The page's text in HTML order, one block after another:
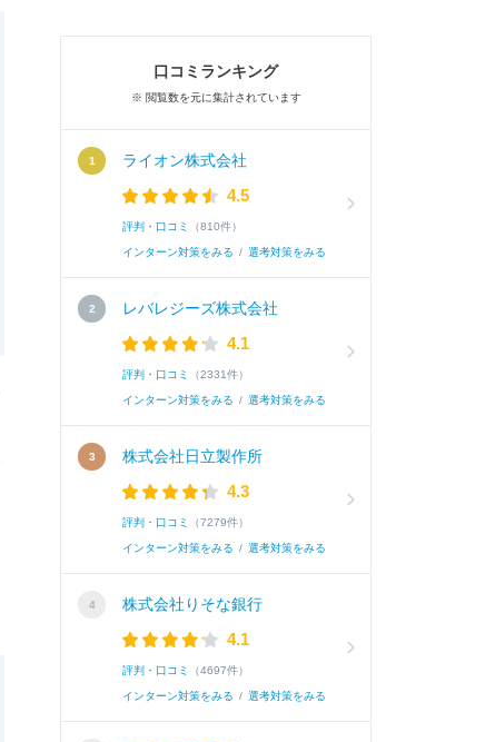
口コミランキング
※ 閲覧数を元に集計されています
ライオン株式会社
4.5
評判・口コミ （810件）
インターン対策をみる / 選考対策をみる
レバレジーズ株式会社
4.1
評判・口コミ （2331件）
インターン対策をみる / 選考対策をみる
株式会社日立製作所
4.3
評判・口コミ （7279件）
インターン対策をみる / 選考対策をみる
株式会社りそな銀行
4.1
評判・口コミ （4697件）
インターン対策をみる / 選考対策をみる